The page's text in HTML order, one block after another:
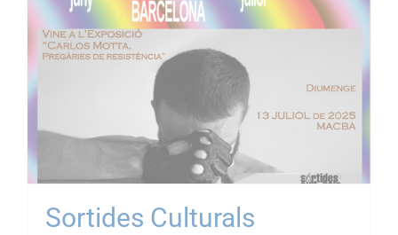
Sortides Culturals